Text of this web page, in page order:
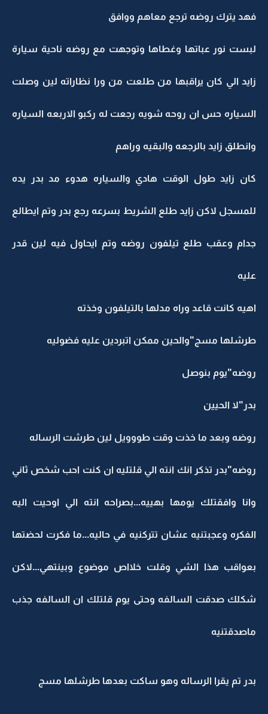
فهد يترك روضه ترجع معاهم ووافق
لبست نور عباتها وغطاها وتوجهت مع روضه ناحية سيارة
زايد الي كان يراقبها من طلعت من ورا نظاراته لين وصلت
السياره حس ان روحه شويه رجعت له ركبو الاربعه السياره
وانطلق زايد بالرجعه والبقيه وراهم
كان زايد طول الوقت هادي والسياره هدوء مد بدر يده
للمسجل لاكن زايد طلع الشريط بسرعه رجع بدر وتم ايطالع
جدام وعقب طلع تيلفون روضه وتم ايحاول فيه لين قدر
عليه
اهيه كانت قاعد وراه مدلها بالتيلفون وخذته
طرشلها مسج"والحين ممكن اتبردين عليه فضوليه
روضه"يوم بنوصل
بدر"لا الحيين
روضه وبعد ما خذت وقت طووويل لين طرشت الرساله
روضه"بدر تذكر انك انته الي قلتليه ان كنت احب شخص ثاني
وانا وافقتلك يومها بهييه...بصراحه انته الي اوحيت اليه
الفكره وعجبتنيه عشان تتركنيه في حاليه...ما فكرت لحضتها
بعواقب هذا الشي وقلت خلااص موضوع وبينتهي...لاكن
شكلك صدقت السالفه وحتى يوم قلتلك ان السالفه جذب
ماصدقتنيه
بدر تم يقرا الرساله وهو ساكت بعدها طرشلها مسج